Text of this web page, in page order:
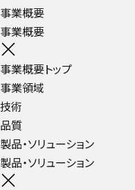
事業概要
事業概要
事業概要トップ
事業領域
技術
品質
製品・ソリューション
製品・ソリューション